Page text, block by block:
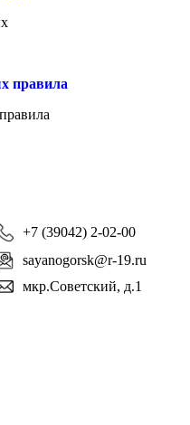
правила
+7 (39042) 2-02-00
sayanogorsk@r-19.ru
мкр.Советский, д.1